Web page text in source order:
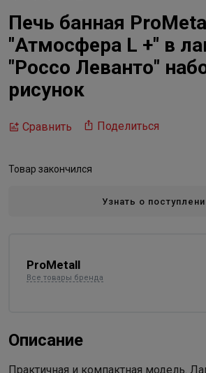
Печь банная
"Атмосфера L +" в
"Россо Леванто"
рисунок
Сравнить Поделиться
Товар закончился
Узнать о
ProMetall
Все товары бренда
Описание
Практичная и компактная модель.